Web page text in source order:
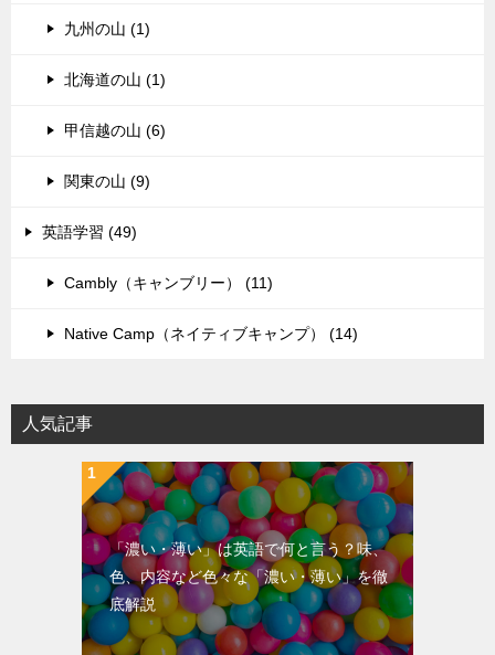
九州の山 (1)
北海道の山 (1)
甲信越の山 (6)
関東の山 (9)
英語学習 (49)
Cambly（キャンブリー） (11)
Native Camp（ネイティブキャンプ） (14)
人気記事
「濃い・薄い」は英語で何と言う？味、
色、内容など色々な「濃い・薄い」を徹
底解説